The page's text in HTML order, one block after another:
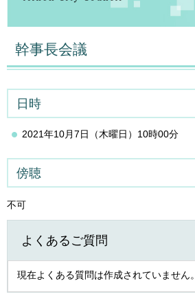
幹事長会議
日時
2021年10月7日（木曜日）10時00分
傍聴
不可
よくあるご質問
現在よくある質問は作成されていません。